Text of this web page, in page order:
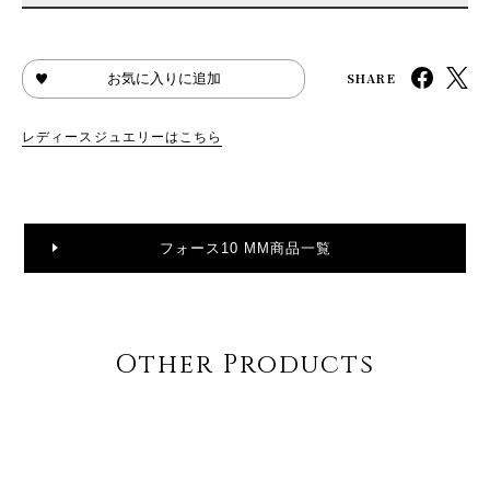
お気に入りに追加 SHARE
レディースジュエリーはこちら
フォース10 MM商品一覧
Other Products